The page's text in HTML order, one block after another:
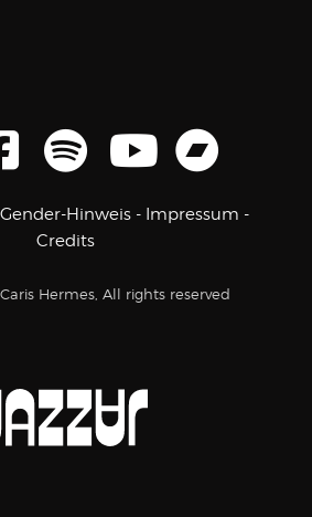
Gender-Hinweis - Impressum -
Credits
Hermes, All rights reserved